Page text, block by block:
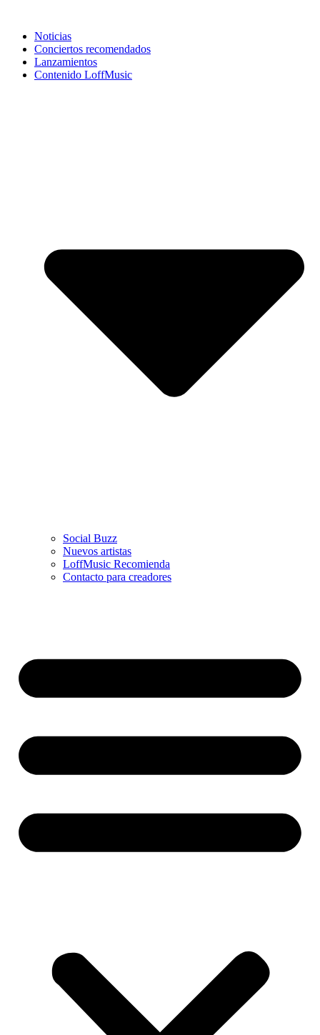
Noticias
Conciertos recomendados
Lanzamientos
Contenido LoffMusic
Social Buzz
Nuevos artistas
LoffMusic Recomienda
Contacto para creadores